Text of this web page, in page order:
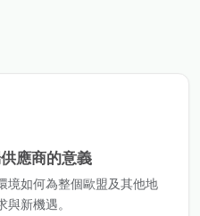
應商的意義
境如何為整個歐盟及其他地
新機遇。